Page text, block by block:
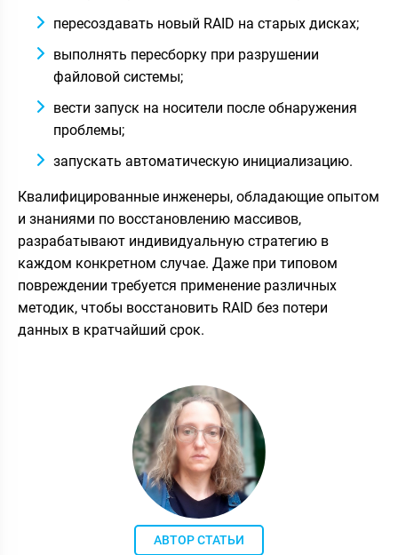
пересоздавать новый RAID на старых дисках;
выполнять пересборку при разрушении
файловой системы;
вести запуск на носители после обнаружения
проблемы;
запускать автоматическую инициализацию.
Квалифицированные инженеры, обладающие опытом
и знаниями по восстановлению массивов,
разрабатывают индивидуальную стратегию в
каждом конкретном случае. Даже при типовом
повреждении требуется применение различных
методик, чтобы восстановить RAID без потери
данных в кратчайший срок.
АВТОР СТАТЬИ